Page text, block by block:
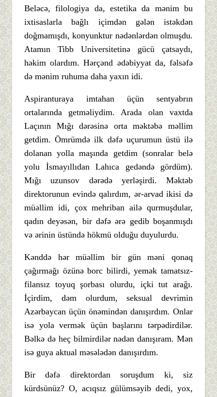
Beləcə, filologiya da, estetika da mənim bu
ixtisaslarla bağlı içimdən gələn istəkdən
doğmamışdı, konyunktur nədənlərdən olmuşdu.
Atamın Tibb Universitetinə gücü çatsaydı,
həkim olardım. Hərçənd ədəbiyyat da, fəlsəfə
də mənim ruhuma daha yaxın idi.
Aspiranturaya imtahan üçün sentyabrın
ortalarında getməliydim. Arada olan vaxtda
Laçının Mığı dərəsinə orta məktəbə məllim
getdim. Ömrümdə ilk dəfə uçurumun üstü ilə
dolanan yolla maşında getdim (sonralar belə
yolu İsmayıllıdan Lahıca gedəndə gördüm).
Mığı uzunsov dərədə yerləşirdi. Məktəb
direktorunun evində qalırdım, ər-arvad ikisi də
müəllim idi, çox mehriban ailə qurmuşdular,
qadın deyəsən, bir dəfə ərə gedib boşanmışdı
və ərinin üstündə hökmü olduğu duyulurdu.
Kənddə hər müəllim bir gün məni qonaq
çağırmağı özünə borc bilirdi, yemək tamatsız-
filansız toyuq şorbası olurdu, içki tut arağı.
İçirdim, dəm olurdum, seksual devrimin
Azərbaycan üçün önəmindən danışırdım. Onlar
isə yola vermək üçün başlarını tərpədirdilər.
Bəlkə də heç bilmirdilər nədən danışıram. Mən
isə guya aktual məsələdən danışırdım.
Bir dəfə direktordan soruşdum ki, siz
kürdsünüz? O, acıqsız gülümsəyib dedi, yox,